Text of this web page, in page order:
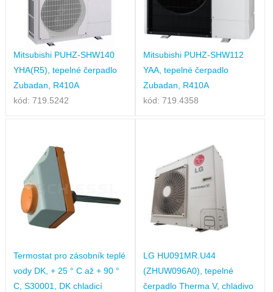
Mitsubishi PUHZ-SHW140
YHA(R5), tepelné čerpadlo
Zubadan, R410A
kód: 719.5242
Mitsubishi PUHZ-SHW112
YAA, tepelné čerpadlo
Zubadan, R410A
kód: 719.4358
Termostat pro zásobník teplé
vody DK, + 25 ° C až + 90 °
C, S30001, DK chladicí
LG HU091MR.U44
(ZHUW096A0), tepelné
čerpadlo Therma V, chladivo